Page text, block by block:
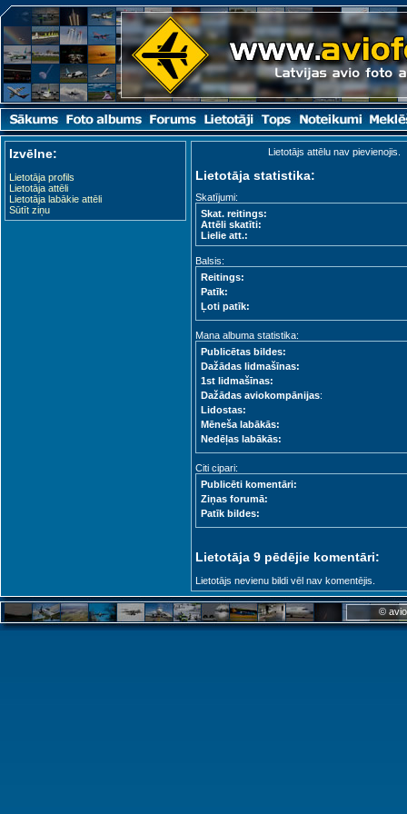
Izvēlne:
Lietotāja profils
Lietotāja attēli
Lietotāja labākie attēli
Sūtīt ziņu
Lietotājs attēlu nav pievienojis.
Lietotāja statistika:
Skatījumi:
Skat. reitings:
Attēli skatīti:
Lielie att.:
Balsis:
Reitings:
Patīk:
Ļoti patīk:
Mana albuma statistika:
Publicētas bildes:
Dažādas lidmašīnas:
1st lidmašīnas:
Dažādas aviokompānijas:
Lidostas:
Mēneša labākās:
Nedēļas labākās:
Citi cipari:
Publicēti komentāri:
Ziņas forumā:
Patīk bildes:
Lietotāja 9 pēdējie komentāri:
Lietotājs nevienu bildi vēl nav komentējis.
©